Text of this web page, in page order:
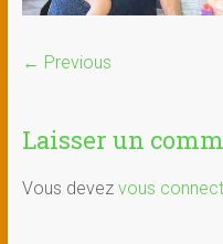
← Previous
Laisser un
Vous devez vous